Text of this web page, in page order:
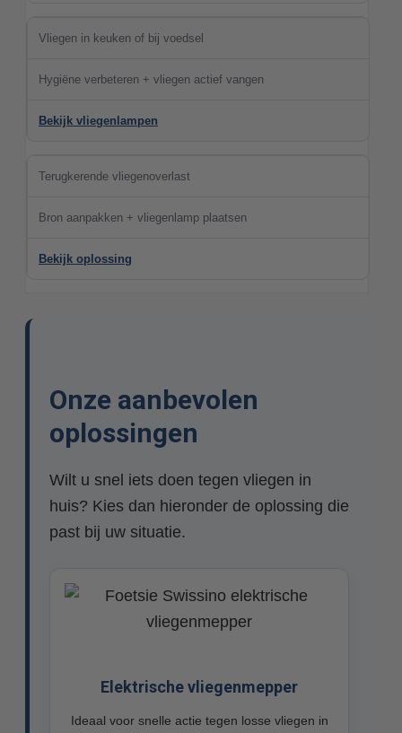
Vliegen in keuken of bij voedsel
Hygiëne verbeteren + vliegen actief vangen
Bekijk vliegenlampen
Terugkerende vliegenoverlast
Bron aanpakken + vliegenlamp plaatsen
Bekijk oplossing
Onze aanbevolen
oplossingen
Wilt u snel iets doen tegen vliegen in
huis? Kies dan hieronder de oplossing die
past bij uw situatie.
Elektrische vliegenmepper
Ideaal voor snelle actie tegen losse vliegen in